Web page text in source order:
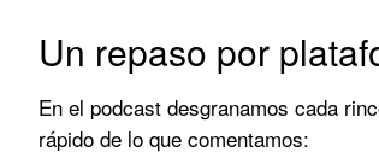
Un repaso por
En el podcast desgranamos cada
rápido de lo que comentamos: